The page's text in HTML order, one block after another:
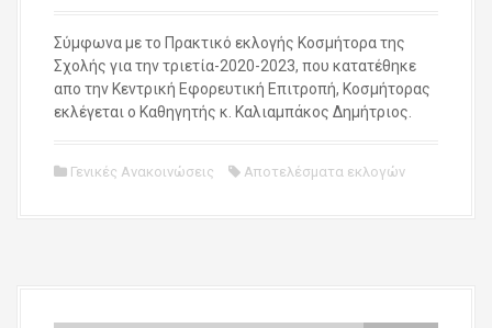
Σύμφωνα με το Πρακτικό εκλογής Κοσμήτορα της
Σχολής για την τριετία-2020-2023, που κατατέθηκε
απο την Κεντρική Εφορευτική Επιτροπή, Κοσμήτορας
εκλέγεται ο Καθηγητής κ. Καλιαμπάκος Δημήτριος.
Γενικές Ανακοινώσεις Αποτελέσματα εκλογών